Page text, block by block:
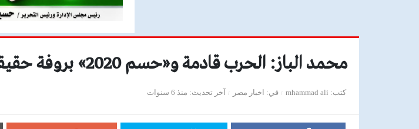
محمد الباز: الحرب قادمة و«حسم 2020» بروفة حقيقية
كتب mhammad ali في اخبار مصر آخر تحديث منذ 6 سنوات